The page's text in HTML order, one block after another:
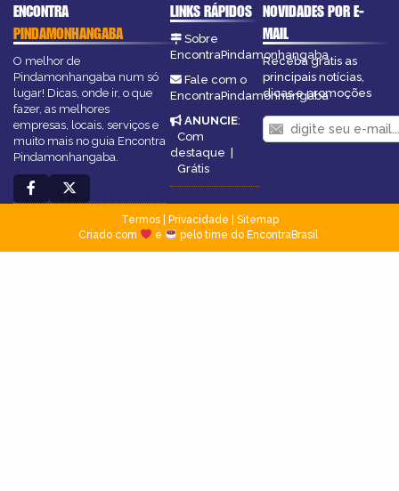
ENCONTRA
PINDAMONHANGABA
O melhor de
Pindamonhangaba num só
lugar! Dicas, onde ir, o que
fazer, as melhores
empresas, locais, serviços e
muito mais no guia Encontra
Pindamonhangaba.
LINKS RÁPIDOS
Sobre
EncontraPindamonhangaba
Fale com o
EncontraPindamonhangaba
ANUNCIE:
Com
destaque |
Grátis
NOVIDADES POR E-
MAIL
Receba grátis as
principais notícias,
dicas e promoções
Termos| Privacidade
Sitemap
Criado com
e pelo time do EncontraBrasil